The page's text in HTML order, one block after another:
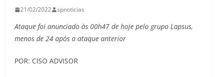
21/02/2022 spnoticias
Ataque foi anunciado às 00h47 de hoje pelo grupo Lapsus,
menos de 24 após o ataque anterior
POR: CISO ADVISOR